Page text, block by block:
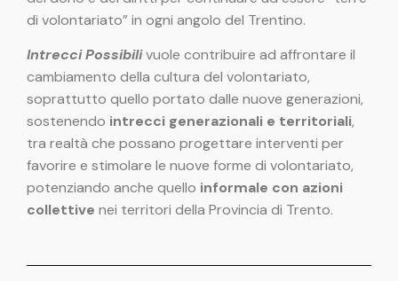
di volontariato” in ogni angolo del Trentino.
Intrecci Possibilivuole contribuire ad affrontare il
cambiamento della cultura del volontariato,
soprattutto quello portato dalle nuove generazioni,
sostenendo intrecci generazionali e territoriali,
tra realtà che possano progettare interventi per
favorire e stimolare le nuove forme di volontariato,
potenziando anche quello informale con azioni
collettive nei territori della Provincia di Trento.